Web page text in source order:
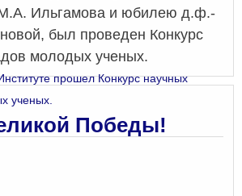
Ильгамова и юбилею д.ф.-
был проведен Конкурс
молодых ученых.
прошел Конкурс научных
ученых.
Победы!